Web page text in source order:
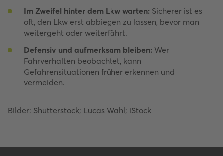
Im Zweifel hinter dem Lkw warten: Sicherer ist es
oft, den Lkw erst abbiegen zu lassen, bevor man
weitergeht oder weiterfährt.
Defensiv und aufmerksam bleiben: Wer
Fahrverhalten beobachtet, kann
Gefahrensituationen früher erkennen und
vermeiden.
Bilder: Shutterstock; Lucas Wahl; iStock